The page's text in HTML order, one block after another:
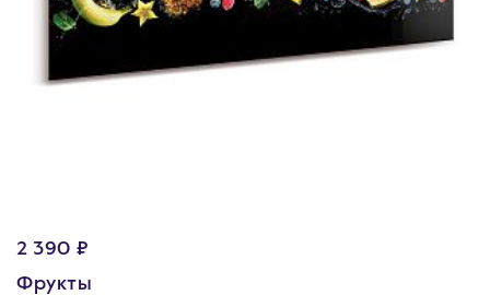
2 390 ₽
Фрукты